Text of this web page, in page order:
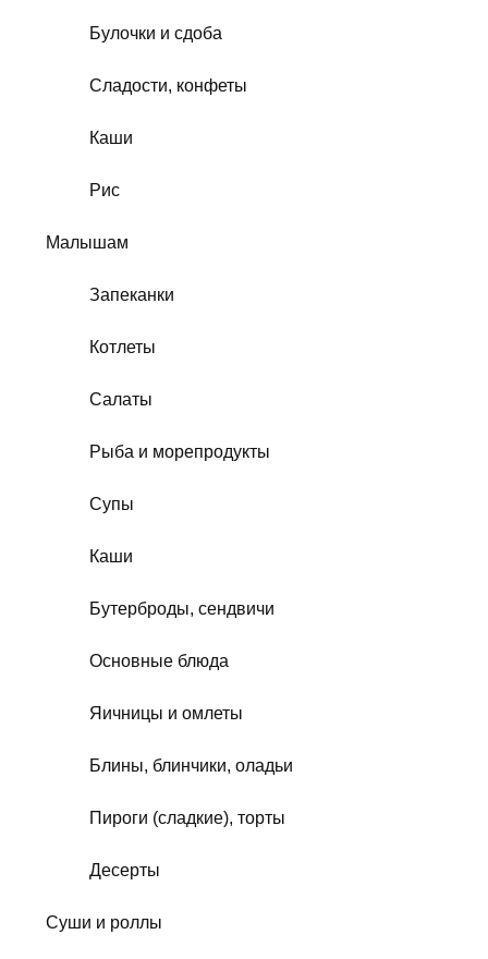
Булочки и сдоба
Сладости, конфеты
Каши
Рис
Малышам
Запеканки
Котлеты
Салаты
Рыба и морепродукты
Супы
Каши
Бутерброды, сендвичи
Основные блюда
Яичницы и омлеты
Блины, блинчики, оладьи
Пироги (сладкие), торты
Десерты
Суши и роллы